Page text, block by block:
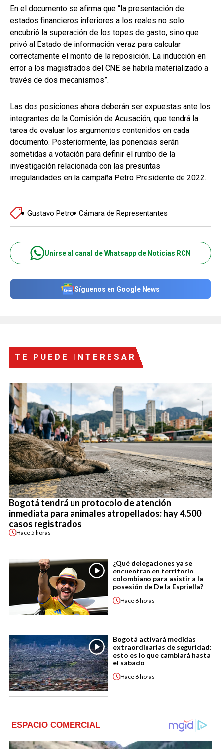
En el documento se afirma que “la presentación de
estados financieros inferiores a los reales no solo
encubrió la superación de los topes de gasto, sino que
privó al Estado de información veraz para calcular
correctamente el monto de la reposición. La inducción en
error a los magistrados del CNE se habría materializado a
través de dos mecanismos”.
Las dos posiciones ahora deberán ser expuestas ante los
integrantes de la Comisión de Acusación, que tendrá la
tarea de evaluar los argumentos contenidos en cada
documento. Posteriormente, las ponencias serán
sometidas a votación para definir el rumbo de la
investigación relacionada con las presuntas
irregularidades en la campaña Petro Presidente de 2022.
Gustavo Petro Cámara de Representantes
Unirse al canal de Whatsapp de Noticias RCN
Síguenos en Google News
TE PUEDE INTERESAR
Bogotá tendrá un protocolo de atención
inmediata para animales atropellados: hay 4.500
casos registrados
Hace5 horas
¿Qué delegaciones ya se
encuentran en territorio
colombiano para asistir a la
posesión de De la Espriella?
Hace 6 horas
Bogotá activará medidas
extraordinarias de seguridad:
esto es lo que cambiará hasta
el sábado
Hace 6 horas